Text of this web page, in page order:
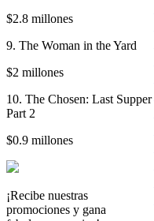
$2.8 millones
9. The Woman in the Yard
$2 millones
10. The Chosen: Last Supper
Part 2
$0.9 millones
¡Recibe nuestras
promociones y gana